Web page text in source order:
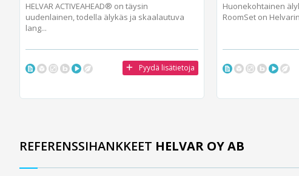
HELVAR ACTIVEAHEAD® on täysin
uudenlainen, todella älykäs ja skaalautuva
lang...
Pyydä lisätietoja
Huonekohtainen
RoomSet on
REFERENSSIHANKKEET HELVAR OY AB